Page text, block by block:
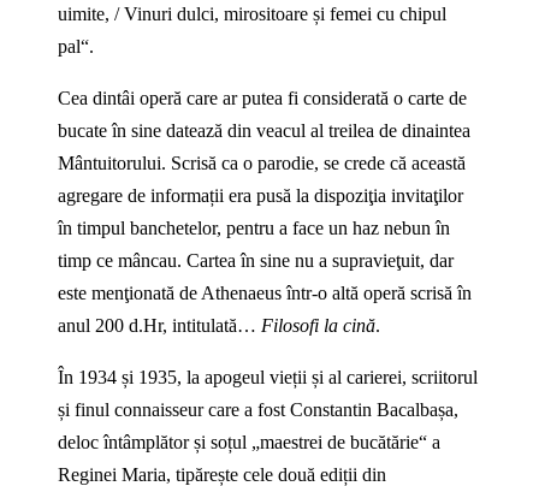
uimite, / Vinuri dulci, mirositoare și femei cu chipul
pal“.
Cea dintâi operă care ar putea fi considerată o carte de
bucate în sine datează din veacul al treilea de dinaintea
Mântuitorului. Scrisă ca o parodie, se crede că această
agregare de informații era pusă la dispoziţia invitaţilor
în timpul banchetelor, pentru a face un haz nebun în
timp ce mâncau. Cartea în sine nu a supravieţuit, dar
este menţionată de Athenaeus într‑o altă operă scrisă în
anul 200 d.Hr, intitulată… Filosofi la cină.
În 1934 și 1935, la apogeul vieții și al carierei, scriitorul
și finul connaisseur care a fost Constantin Bacalbașa,
deloc întâmplător și soțul „maestrei de bucătărie“ a
Reginei Maria, tipărește cele două ediții din